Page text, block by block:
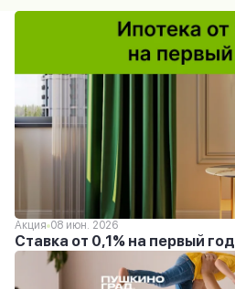
Акция 08 июн. 2026
Ставка от 0,1% на первый год